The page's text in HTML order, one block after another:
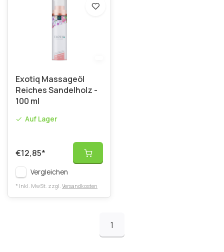
Exotiq Massageöl
Reiches Sandelholz -
100 ml
Auf Lager
€12,85*
Vergleichen
* Inkl. MwSt. zzgl. Versandkosten
1